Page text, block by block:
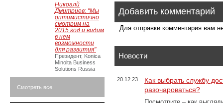
Добавить комментарий
Для отправки комментария вам
Новости
20.12.23
Как выбрать службу
разочароваться?
Никоалй
Дмитриев: "Мы
оптимистично
смотрим на
2015 год и видим
в нем
возможности
для развития"
Президент, Konica
Minolta Business
Solutions Russia
Смотреть все